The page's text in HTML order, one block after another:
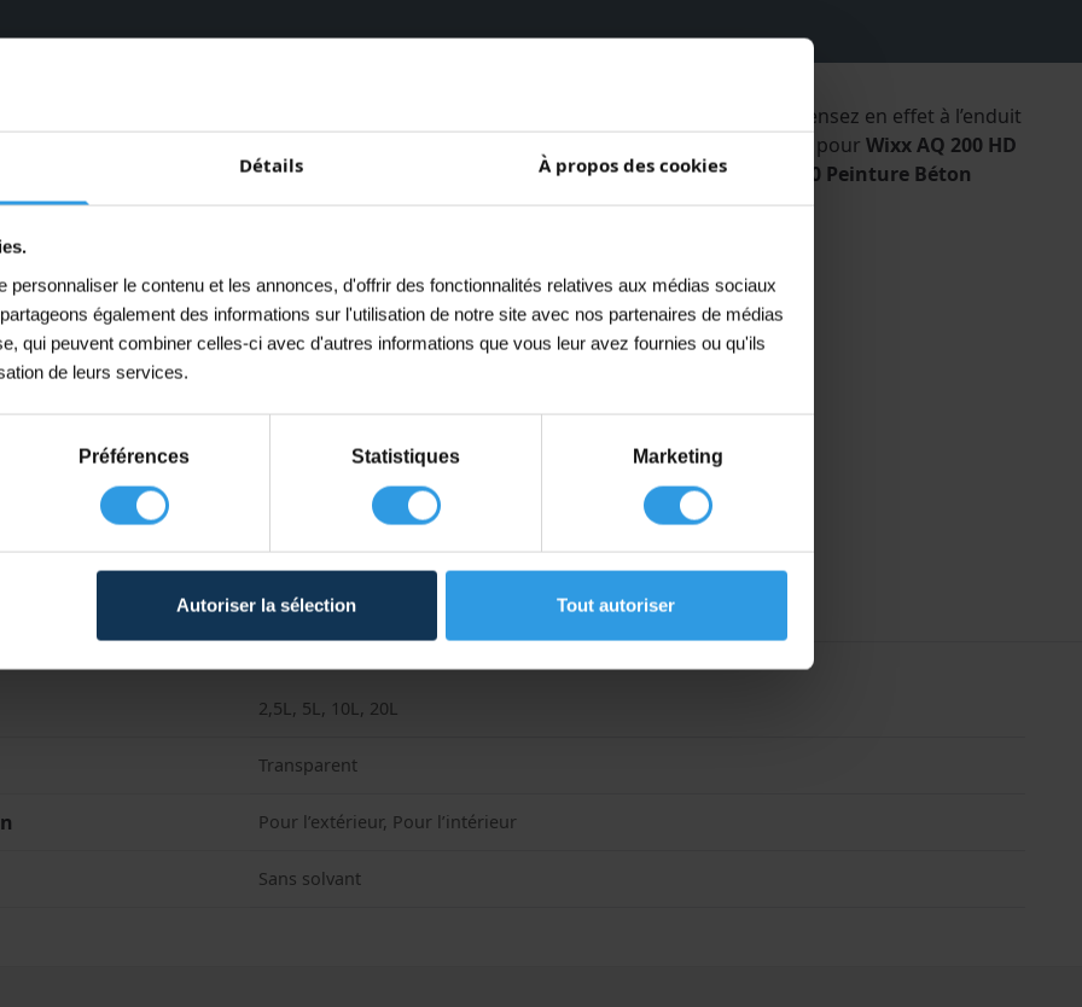
Détails À propos des cookies
personnaliser le contenu et les annonces, d'offrir des fonctionnalités relatives aux médias sociaux
également des informations sur l'utilisation de notre site avec nos partenaires de médias
qui peuvent combiner celles-ci avec d'autres informations que vous leur avez fournies ou qu'ils
de leurs services.
Préférences Statistiques Marketing
Autoriser la sélection Tout autoriser
Béton Universel est un très bon primaire sans solvant pour les nouveaux supports. Pensez en effet à l’enduit
au béton neuf ou à d’autres bétons non traités. Ce primaire béton convient également pour Wixx AQ 200 HD
Wixx AQ 300 Excellent Peinture Béton, Wixx PU 150 Peinture Béton, Wixx PU 250 Peinture Béton
Intérieur et Wixx 2K Epoxy AQ 750 Revêtement Béton.
pouvoir couvrant
: Transparent
8 à 10 m2 par litre, selon l’absorption du support
2,5L, 5L, 10L, 20L
Transparent
Pour l’extérieur, Pour l’intérieur
Sans solvant